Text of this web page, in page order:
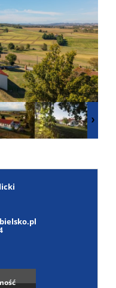
Zgłoś
ofertę